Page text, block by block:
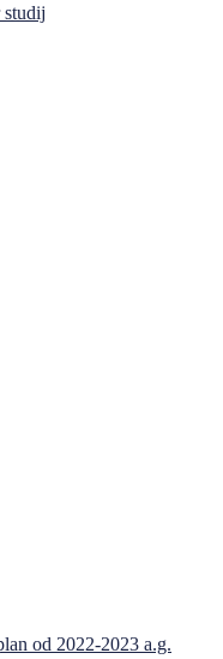
studij
od 2022-2023 a.g.